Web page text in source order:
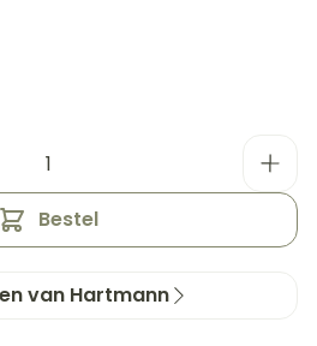
Bestel
van Hartmann